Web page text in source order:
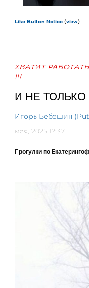
Like Button Notice (view)
ХВАТИТ
!!!
И НЕ
Игорь Бебешин
мая, 2025 12:37
Прогулки по